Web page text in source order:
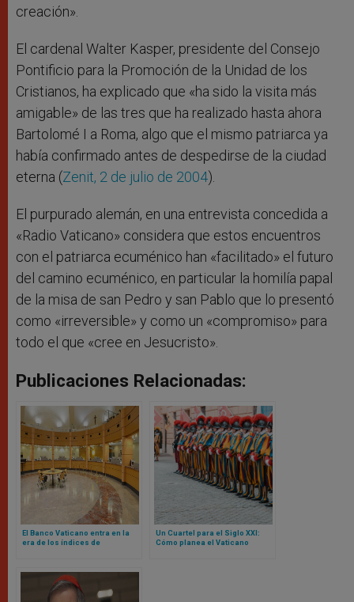
creación».
El cardenal Walter Kasper, presidente del Consejo
Pontificio para la Promoción de la Unidad de los
Cristianos, ha explicado que «ha sido la visita más
amigable» de las tres que ha realizado hasta ahora
Bartolomé I a Roma, algo que el mismo patriarca ya
había confirmado antes de despedirse de la ciudad
eterna (Zenit, 2 de julio de 2004).
El purpurado alemán, en una entrevista concedida a
«Radio Vaticano» considera que estos encuentros
con el patriarca ecuménico han «facilitado» el futuro
del camino ecuménico, en particular la homilía papal
de la misa de san Pedro y san Pablo que lo presentó
como «irreversible» y como un «compromiso» para
todo el que «cree en Jesucristo».
Publicaciones Relacionadas:
El Banco Vaticano entra en la
era de los índices de
Un Cuartel para el Siglo XXI:
Cómo planea el Vaticano